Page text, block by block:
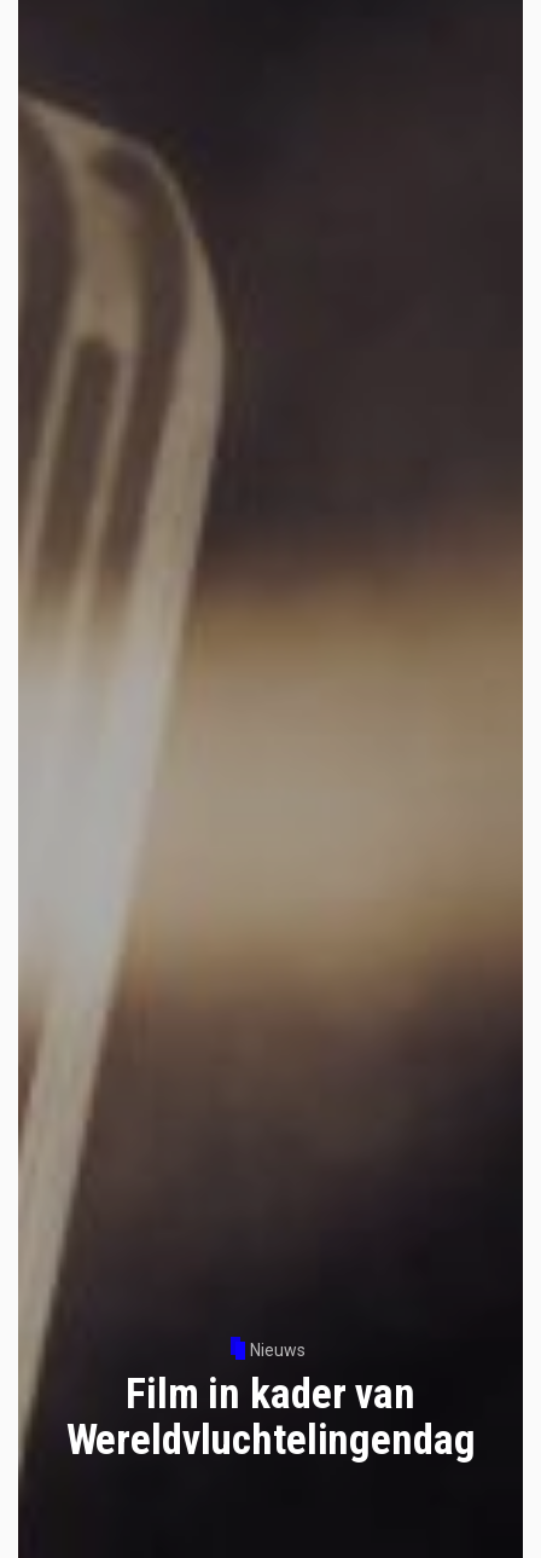
Nieuws
Film in kader van
Wereldvluchtelingendag